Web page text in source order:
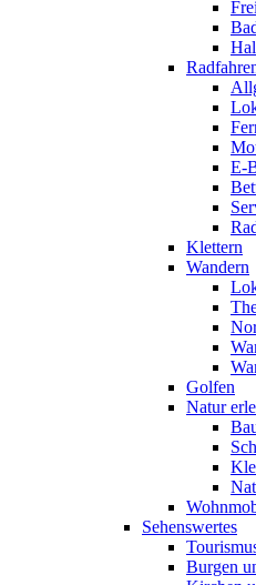
E-
Klettern
Wandern
Golfen
Natur
Sehenswertes
Burgen